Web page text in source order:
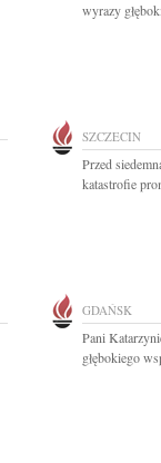
wyrazy
SZCZECIN
Przed
katastrofie
GDAŃSK
Pani
głębokiego